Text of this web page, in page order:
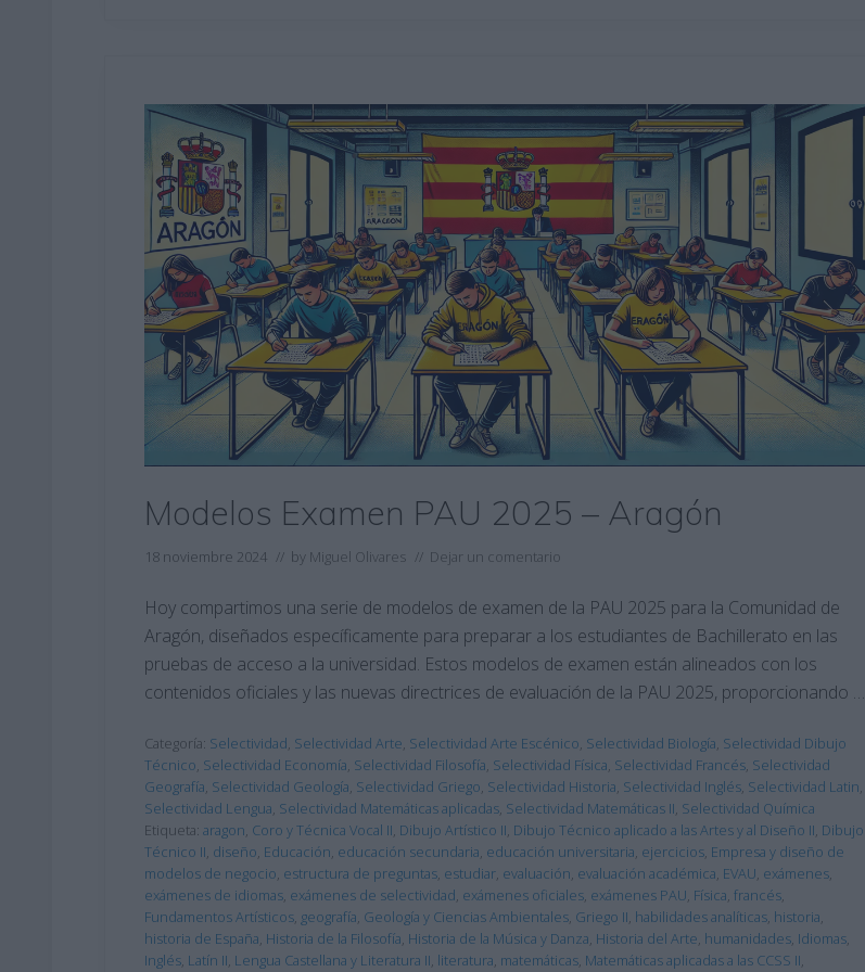
Modelos Examen PAU 2025 – Aragón
18 noviembre 2024 // by Miguel Olivares // Dejar un comentario
Hoy compartimos una serie de modelos de examen de la PAU 2025 para la Comunidad de
Aragón, diseñados específicamente para preparar a los estudiantes de Bachillerato en las
pruebas de acceso a la universidad. Estos modelos de examen están alineados con los
contenidos oficiales y las nuevas directrices de evaluación de la PAU 2025, proporcionando …
Categoría: Selectividad, Selectividad Arte, Selectividad Arte Escénico, Selectividad Biología, Selectividad Dibujo
Técnico, Selectividad Economía, Selectividad Filosofía, Selectividad Física, Selectividad Francés, Selectividad
Geografía, Selectividad Geología, Selectividad Griego, Selectividad Historia, Selectividad Inglés, Selectividad Latin,
Selectividad Lengua, Selectividad Matemáticas aplicadas, Selectividad Matemáticas II, Selectividad Química
Etiqueta: aragon, Coro y Técnica Vocal II, Dibujo Artístico II, Dibujo Técnico aplicado a las Artes y al Diseño II, Dibujo
Técnico II, diseño, Educación, educación secundaria, educación universitaria, ejercicios, Empresa y diseño de
modelos de negocio, estructura de preguntas, estudiar, evaluación, evaluación académica, EVAU, exámenes,
exámenes de idiomas, exámenes de selectividad, exámenes oficiales, exámenes PAU, Física, francés,
Fundamentos Artísticos, geografía, Geología y Ciencias Ambientales, Griego II, habilidades analíticas, historia,
historia de España, Historia de la Filosofía, Historia de la Música y Danza, Historia del Arte, humanidades, Idiomas,
Inglés, Latín II, Lengua Castellana y Literatura II, literatura, matemáticas, Matemáticas aplicadas a las CCSS II,